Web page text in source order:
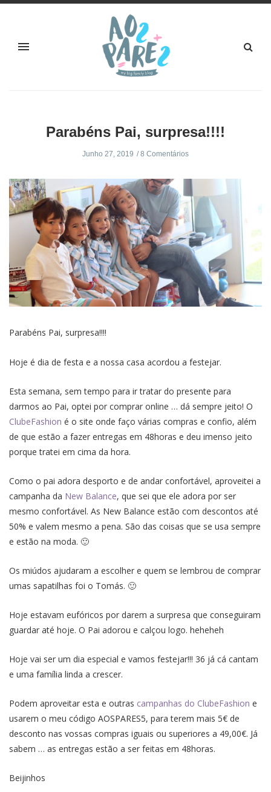
Parabéns Pai, surpresa!!!!
Junho 27, 2019 8 Comentários
Parabéns Pai, surpresa!!!!
Hoje é dia de festa e a nossa casa acordou a festejar.
Esta semana, sem tempo para ir tratar do presente para
darmos ao Pai, optei por comprar online … dá sempre jeito! O
ClubeFashion é o site onde faço várias compras e confio, além
de que estão a fazer entregas em 48horas e deu imenso jeito
porque tratei em cima da hora.
Como o pai adora desporto e de andar confortável, aproveitei a
campanha da New Balance, que sei que ele adora por ser
mesmo confortável. As New Balance estão com descontos até
50% e valem mesmo a pena. São das coisas que se usa sempre
e estão na moda. 🙂
Os miúdos ajudaram a escolher e quem se lembrou de comprar
umas sapatilhas foi o Tomás. 🙂
Hoje estavam eufóricos por darem a surpresa que conseguiram
guardar até hoje. O Pai adorou e calçou logo. heheheh
Hoje vai ser um dia especial e vamos festejar!!! 36 já cá cantam
e uma família linda a crescer.
Podem aproveitar esta e outras campanhas do ClubeFashion e
usarem o meu código AOSPARES5, para terem mais 5€ de
desconto nas vossas compras iguais ou superiores a 49,00€. Já
sabem … as entregas estão a ser feitas em 48horas.
Beijinhos